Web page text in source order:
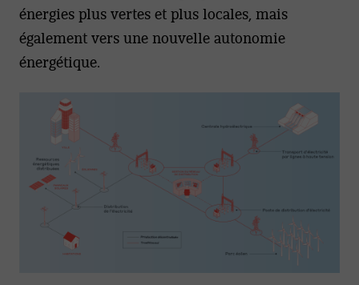
énergies plus vertes et plus locales, mais
également vers une nouvelle autonomie
énergétique.